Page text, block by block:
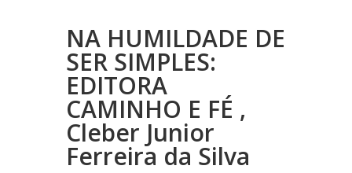
NA HUMILDADE DE
SER SIMPLES:
EDITORA
CAMINHO E FÉ ,
Cleber Junior
Ferreira da Silva